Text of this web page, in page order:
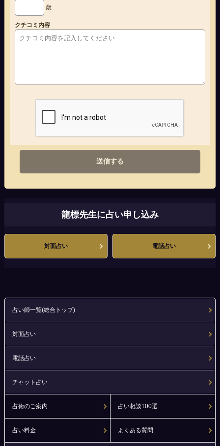
歳
クチコミ内容
送信する
龍標先生に占い申し込み
対面占い 電話占い
占い師一覧(総合トップ)
対面占い
電話占い
チャット占い
占術のご案内 占い相談100選
占い料金 よくある質問